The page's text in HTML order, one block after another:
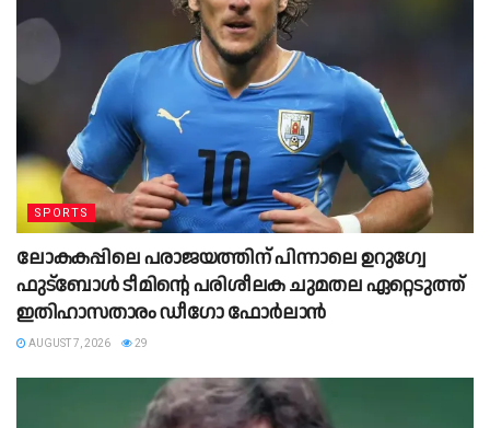
SPORTS
ലോകകപ്പിലെ പരാജയത്തിന് പിന്നാലെ ഉറുഗ്വേ
ഫുട്ബോൾ ടീമിന്റെ പരിശീലക ചുമതല ഏറ്റെടുത്ത്
ഇതിഹാസതാരം ഡീഗോ ഫോർലാൻ
AUGUST 7, 2026 29